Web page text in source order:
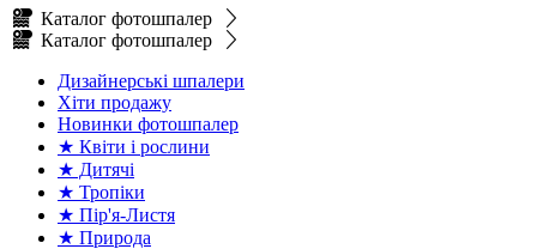
Каталог фотошпалер
Каталог фотошпалер
Дизайнерські шпалери
Хіти продажу
Новинки фотошпалер
★ Квіти і рослини
★ Дитячі
★ Тропіки
★ Пір'я-Листя
★ Природа